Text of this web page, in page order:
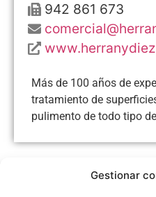
Gestionar
942 861 673
Más de 100 años de
tratamiento de
pulimento de todo tipo